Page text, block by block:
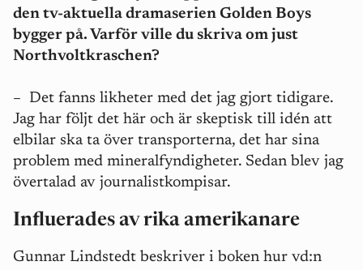
den tv-aktuella dramaserien Golden Boys
bygger på. Varför ville du skriva om just
Northvoltkraschen?
– Det fanns likheter med det jag gjort tidigare.
Jag har följt det här och är skeptisk till idén att
elbilar ska ta över transporterna, det har sina
problem med mineralfyndigheter. Sedan blev jag
övertalad av journalistkompisar.
Influerades av rika amerikanare
Gunnar Lindstedt beskriver i boken hur vd:n